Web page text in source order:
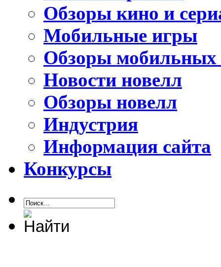
Обзоры кино и
Мобильные игры
Обзоры мобильных
Новости новелл
Обзоры новелл
Индустрия
Информация сайта
Конкурсы